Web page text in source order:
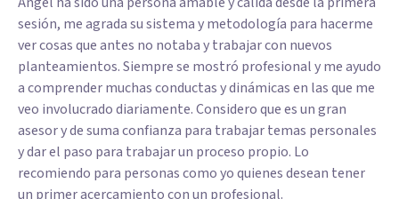
sesión, me agrada su sistema y metodología para hacerme
ver cosas que antes no notaba y trabajar con nuevos
planteamientos. Siempre se mostró profesional y me ayudo
a comprender muchas conductas y dinámicas en las que me
veo involucrado diariamente. Considero que es un gran
asesor y de suma confianza para trabajar temas personales
y dar el paso para trabajar un proceso propio. Lo
recomiendo para personas como yo quienes desean tener
un primer acercamiento con un profesional.